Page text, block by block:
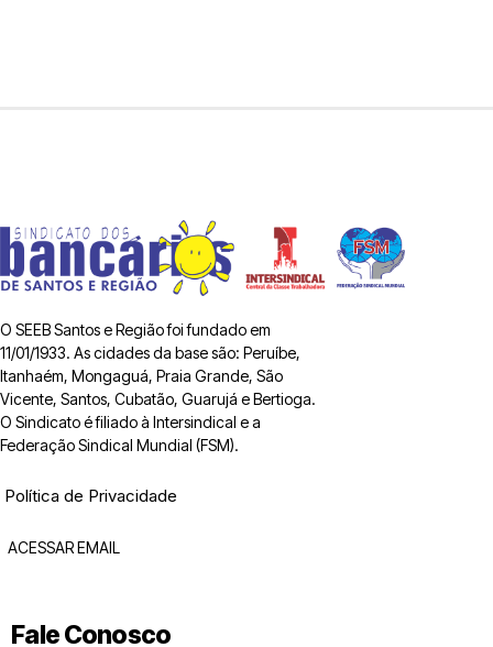
O SEEB Santos e Região foi fundado em
11/01/1933. As cidades da base são: Peruíbe,
Itanhaém, Mongaguá, Praia Grande, São
Vicente, Santos, Cubatão, Guarujá e Bertioga.
O Sindicato é filiado à Intersindical e a
Federação Sindical Mundial (FSM).
Política de Privacidade
ACESSAR EMAIL
Fale Conosco